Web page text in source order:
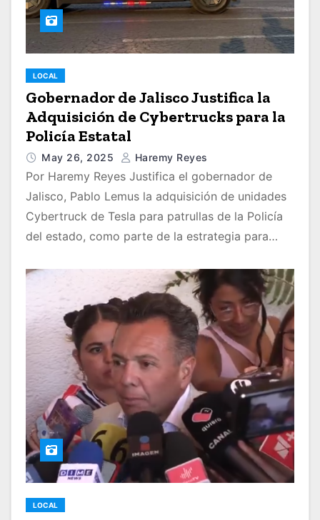
LOCAL
Gobernador de Jalisco Justifica la
Adquisición de Cybertrucks para la
Policía Estatal
May 26, 2025 Haremy Reyes
Por Haremy Reyes Justifica el gobernador de
Jalisco, Pablo Lemus la adquisición de unidades
Cybertruck de Tesla para patrullas de la Policía
del estado, como parte de la estrategia para…
LOCAL